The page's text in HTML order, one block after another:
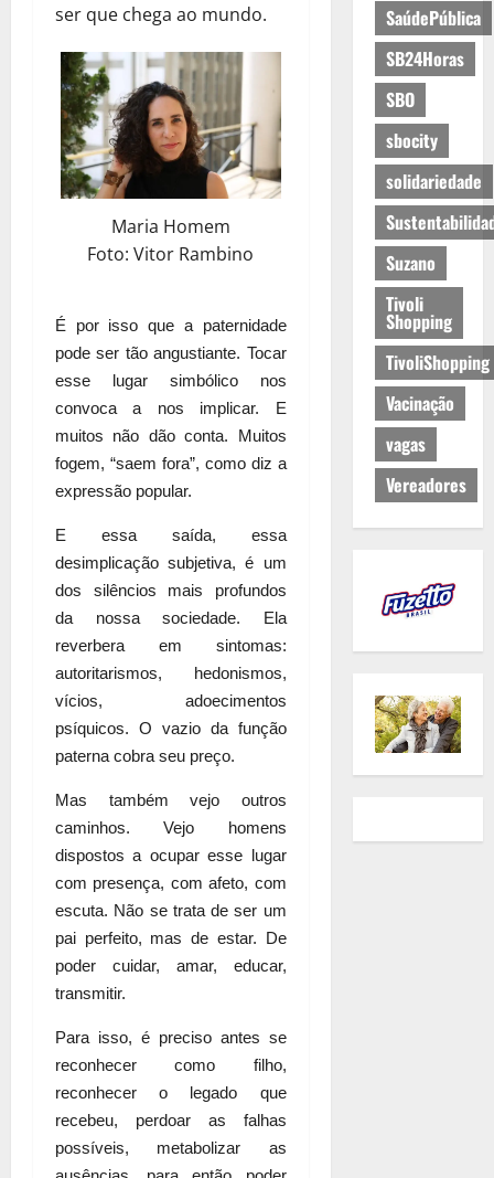
ser que chega ao mundo.
Maria Homem
Foto: Vitor Rambino
É por isso que a paternidade
pode ser tão angustiante. Tocar
esse lugar simbólico nos
convoca a nos implicar. E
muitos não dão conta. Muitos
fogem, “saem fora”, como diz a
expressão popular.
E essa saída, essa
desimplicação subjetiva, é um
dos silêncios mais profundos
da nossa sociedade. Ela
reverbera em sintomas:
autoritarismos, hedonismos,
vícios, adoecimentos
psíquicos. O vazio da função
paterna cobra seu preço.
Mas também vejo outros
caminhos. Vejo homens
dispostos a ocupar esse lugar
com presença, com afeto, com
escuta. Não se trata de ser um
pai perfeito, mas de estar. De
poder cuidar, amar, educar,
transmitir.
Para isso, é preciso antes se
reconhecer como filho,
reconhecer o legado que
recebeu, perdoar as falhas
possíveis, metabolizar as
SaúdePública
SB24Horas
SBO
sbocity
solidariedade
Suzano
Tivoli
Shopping
TivoliShopping
Vacinação
vagas
Vereadores